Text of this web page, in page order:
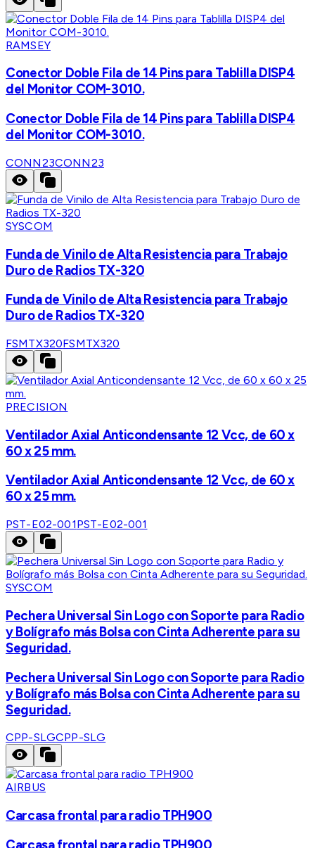
RAMSEY
Conector Doble Fila de 14 Pins para Tablilla DISP4
del Monitor COM-3010.
Conector Doble Fila de 14 Pins para Tablilla DISP4
del Monitor COM-3010.
CONN23CONN23
SYSCOM
Funda de Vinilo de Alta Resistencia para Trabajo
Duro de Radios TX-320
Funda de Vinilo de Alta Resistencia para Trabajo
Duro de Radios TX-320
FSMTX320FSMTX320
PRECISION
Ventilador Axial Anticondensante 12 Vcc, de 60 x
60 x 25 mm.
Ventilador Axial Anticondensante 12 Vcc, de 60 x
60 x 25 mm.
PST-E02-001PST-E02-001
SYSCOM
Pechera Universal Sin Logo con Soporte para Radio
y Bolígrafo más Bolsa con Cinta Adherente para su
Seguridad.
Pechera Universal Sin Logo con Soporte para Radio
y Bolígrafo más Bolsa con Cinta Adherente para su
Seguridad.
CPP-SLGCPP-SLG
AIRBUS
Carcasa frontal para radio TPH900
Carcasa frontal para radio TPH900